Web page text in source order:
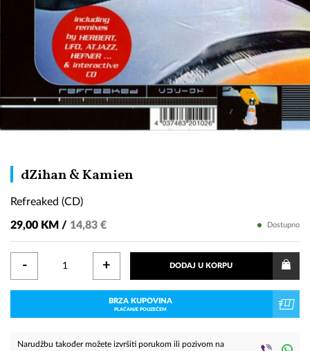
dZihan & KamienRefreaked
Refreaked (CD)
29,00 KM / 14,83 € Dostupno
- + DODAJ U KORPU
BRZA KUPOVINA
PLAĆANJE POUZEĆEM
Narudžbu također možete izvršiti porukom ili pozivom na